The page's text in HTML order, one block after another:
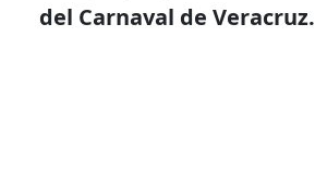
del Carnaval de Veracruz.